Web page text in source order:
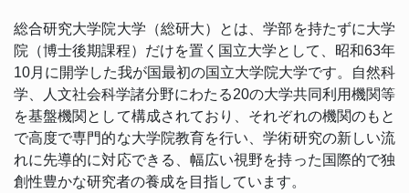
総合研究大学院大学（総研大）とは、学部を持たずに大学
院（博士後期課程）だけを置く国立大学として、昭和63年
10月に開学した我が国最初の国立大学院大学です。自然科
学、人文社会科学諸分野にわたる20の大学共同利用機関等
を基盤機関として構成されており、それぞれの機関のもと
で高度で専門的な大学院教育を行い、学術研究の新しい流
れに先導的に対応できる、幅広い視野を持った国際的で独
創性豊かな研究者の養成を目指しています。